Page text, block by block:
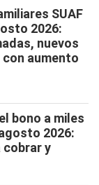
SUAF
2026:
nuevos
aumento
bono a miles
2026:
cobrar y